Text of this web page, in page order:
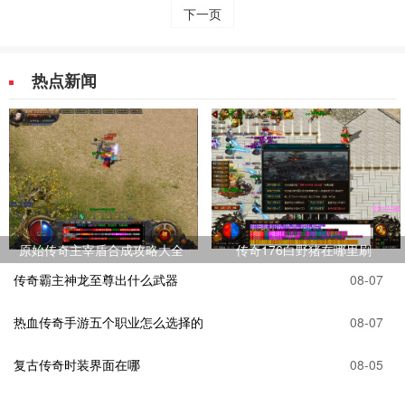
下一页
热点新闻
原始传奇主宰盾合成攻略大全
传奇176白野猪在哪里刷
传奇霸主神龙至尊出什么武器
08-07
热血传奇手游五个职业怎么选择的 08-07
复古传奇时装界面在哪 08-05